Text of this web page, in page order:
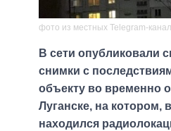
фото из местных Telegram-
В сети опубликовали
снимки с
объекту во временно
Луганске, на котором,
находился